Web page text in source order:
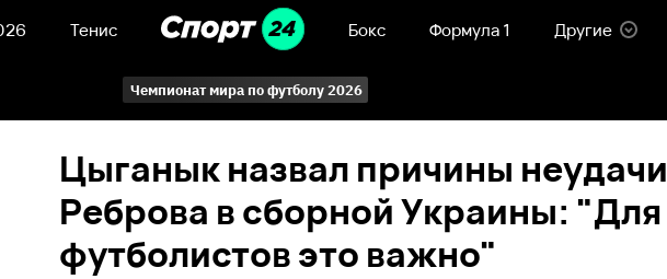
Тенис Бокс Формула 1 Другие
Чемпионат мира по футболу 2026
Цыганык назвал причины неудачи
Реброва в сборной Украины: "Для
футболистов это важно"